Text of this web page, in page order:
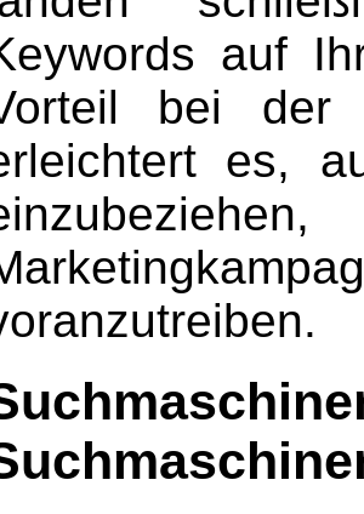
auf
bei der
es,